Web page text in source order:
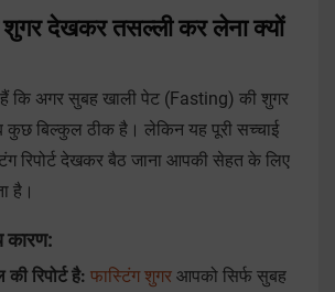
देखकर तसल्ली कर लेना क्यों
कि अगर सुबह खाली पेट (Fasting) की शुगर
कुछ बिल्कुल ठीक है। लेकिन यह पूरी सच्चाई
रिपोर्ट देखकर बैठ जाना आपकी सेहत के लिए
है।
कारण:
रिपोर्ट है: फास्टिंग शुगर आपको सिर्फ सुबह